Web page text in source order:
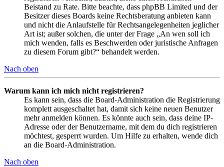
Beistand zu Rate. Bitte beachte, dass phpBB Limited und der
Besitzer dieses Boards keine Rechtsberatung anbieten kann
und nicht die Anlaufstelle für Rechtsangelegenheiten jeglicher
Art ist; außer solchen, die unter der Frage „An wen soll ich
mich wenden, falls es Beschwerden oder juristische Anfragen
zu diesem Forum gibt?“ behandelt werden.
Nach oben
Warum kann ich mich nicht registrieren?
Es kann sein, dass die Board-Administration die Registrierung
komplett ausgeschaltet hat, damit sich keine neuen Benutzer
mehr anmelden können. Es könnte auch sein, dass deine IP-
Adresse oder der Benutzername, mit dem du dich registrieren
möchtest, gesperrt wurden. Um Hilfe zu erhalten, wende dich
an die Board-Administration.
Nach oben